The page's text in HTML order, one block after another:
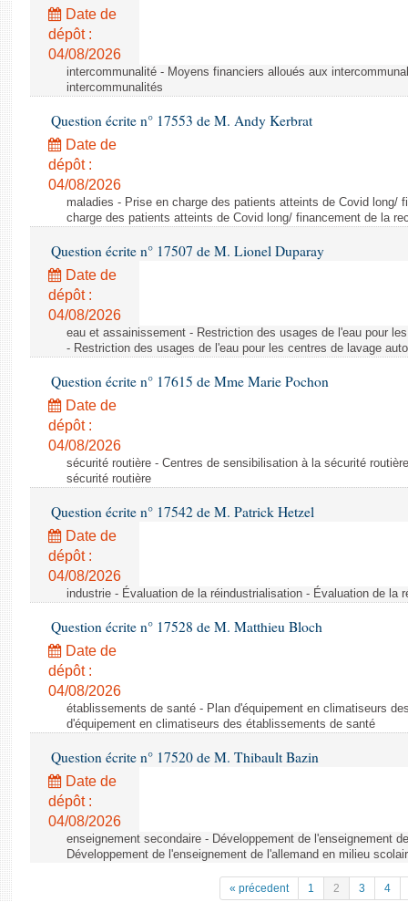
Date de
dépôt :
04/08/2026
intercommunalité - Moyens financiers alloués aux
intercommunalités
Question écrite n° 17553 de M. Andy Kerbrat
Date de
dépôt :
04/08/2026
maladies - Prise en charge des patients atteints de Covid long/
charge des patients atteints de Covid long/ financement de la
Question écrite n° 17507 de M. Lionel Duparay
Date de
dépôt :
04/08/2026
eau et assainissement - Restriction des usages de l'eau pour
- Restriction des usages de l'eau pour les centres de lavage
Question écrite n° 17615 de Mme Marie Pochon
Date de
dépôt :
04/08/2026
sécurité routière - Centres de sensibilisation à la sécurité
sécurité routière
Question écrite n° 17542 de M. Patrick Hetzel
Date de
dépôt :
04/08/2026
industrie - Évaluation de la réindustrialisation - Évaluation de la
Question écrite n° 17528 de M. Matthieu Bloch
Date de
dépôt :
04/08/2026
établissements de santé - Plan d'équipement en climatiseurs
d'équipement en climatiseurs des établissements de santé
Question écrite n° 17520 de M. Thibault Bazin
Date de
dépôt :
04/08/2026
enseignement secondaire - Développement de l'enseignement
Développement de l'enseignement de l'allemand en milieu
« précedent 1 2 3 4